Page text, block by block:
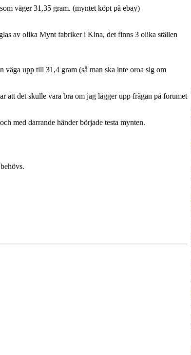
väger 31,35 gram. (myntet köpt på ebay)
av olika Mynt fabriker i Kina, det finns 3 olika ställen
upp till 31,4 gram (så man ska inte oroa sig om
att det skulle vara bra om jag lägger upp frågan på forumet
med darrande händer började testa mynten.